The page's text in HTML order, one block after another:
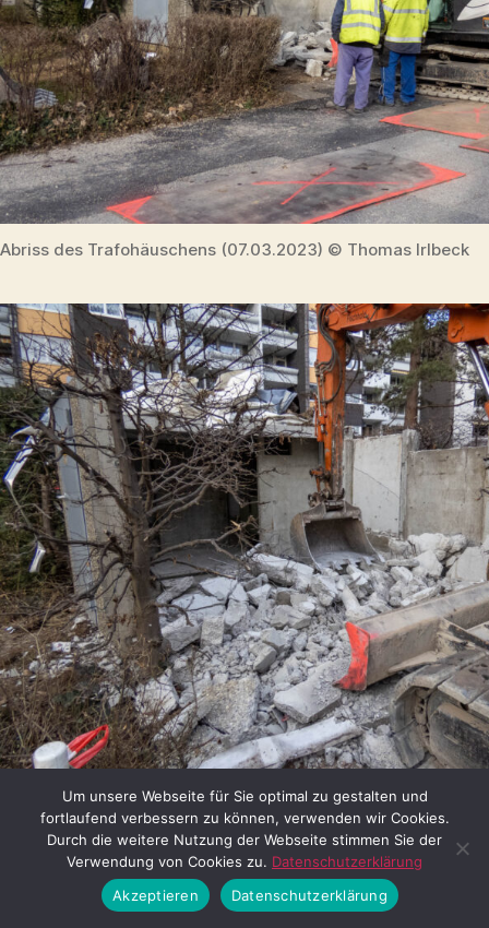
Abriss des Trafohäuschens (07.03.2023) © Thomas Irlbeck
Abriss des Trafohäuschens (07.03.2023) © Thomas Irlbeck
Um unsere Webseite für Sie optimal zu gestalten und
fortlaufend verbessern zu können, verwenden wir Cookies.
Durch die weitere Nutzung der Webseite stimmen Sie der
Verwendung von Cookies zu. Datenschutzerklärung
Akzeptieren
Datenschutzerklärung